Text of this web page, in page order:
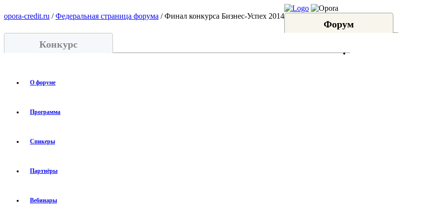
opora-credit.ru /Федеральная страница форума / Финал конкурса Бизнес-Успех 2014
Форум
Конкурс
О форуме
Программа
Спикеры
Партнёры
Вебинары